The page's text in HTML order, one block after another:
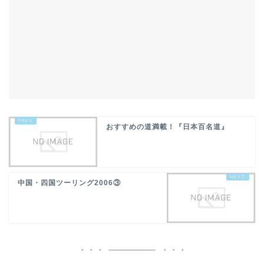
おすすめの道満載！『日本百名道』
中国・四国ツーリング2006③